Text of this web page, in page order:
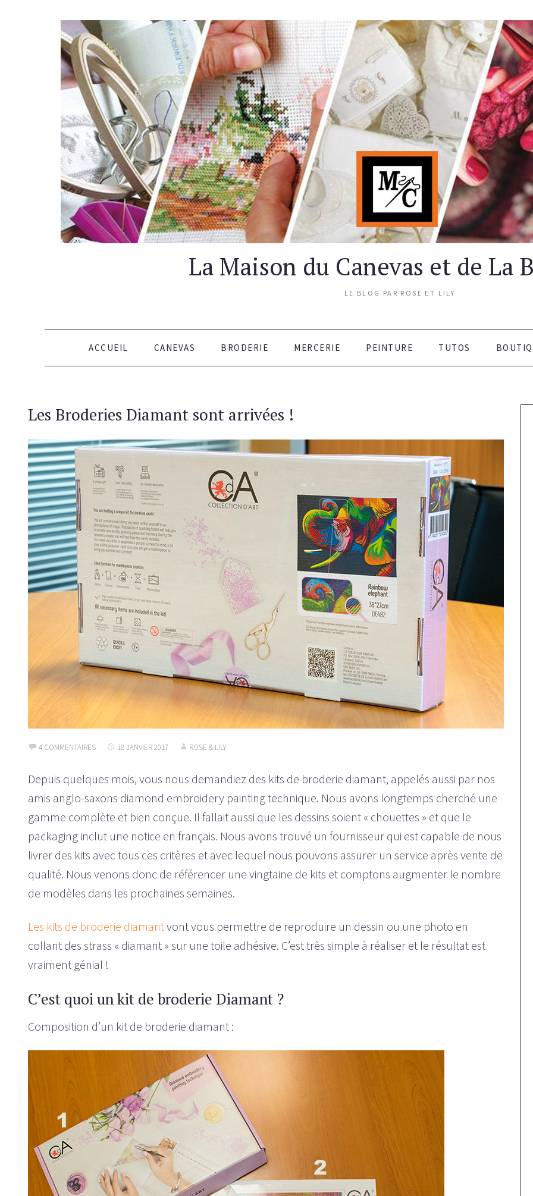
La Maison du Canevas et de La
LE BLOG PAR ROSE ET LILY
ALLER AU CONTENU
ACCUEIL CANEVAS BRODERIE MERCERIE PEINTURE TUTOS
Les Broderies Diamant sont arrivées !
4 COMMENTAIRES 18 JANVIER 2017 ROSE & LILY
Depuis quelques mois, vous nous demandiez des kits de broderie diamant, appelés aussi par nos
amis anglo-saxons diamond embroidery painting technique. Nous avons longtemps cherché une
gamme complète et bien conçue. Il fallait aussi que les dessins soient « chouettes » et que le
packaging inclut une notice en français. Nous avons trouvé un fournisseur qui est capable de nous
livrer des kits avec tous ces critères et avec lequel nous pouvons assurer un service après vente de
qualité. Nous venons donc de référencer une vingtaine de kits et comptons augmenter le nombre
de modèles dans les prochaines semaines.
Les kits de broderie diamantvont vous permettre de reproduire un dessin ou une photo en
collant des strass « diamant » sur une toile adhésive. C’est très simple à réaliser et le résultat est
vraiment génial !
C’est quoi un kit de broderie Diamant ?
Composition d’un kit de broderie diamant :